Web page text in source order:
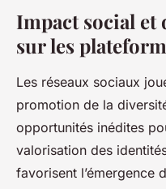
Impact social
sur les
Les réseaux sociaux
promotion de la
opportunités inédites
valorisation des
favorisent l’émergence